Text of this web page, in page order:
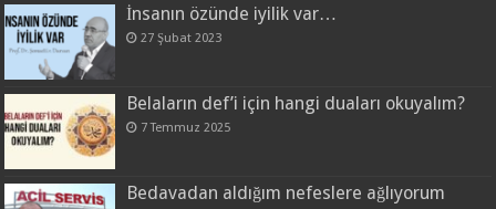
İnsanın özünde iyilik var…
27 Şubat 2023
Belaların def’i için hangi duaları okuyalım?
7 Temmuz 2025
Bedavadan aldığım nefeslere ağlıyorum